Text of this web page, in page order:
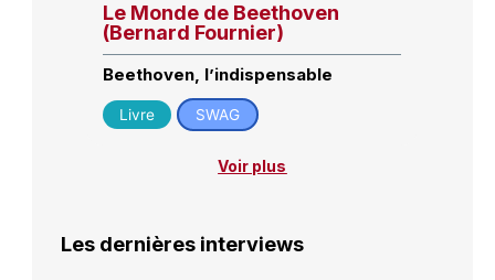
Le Monde de Beethoven
(Bernard Fournier)
Beethoven, l’indispensable
Livre SWAG
Voir plus
Les dernières interviews